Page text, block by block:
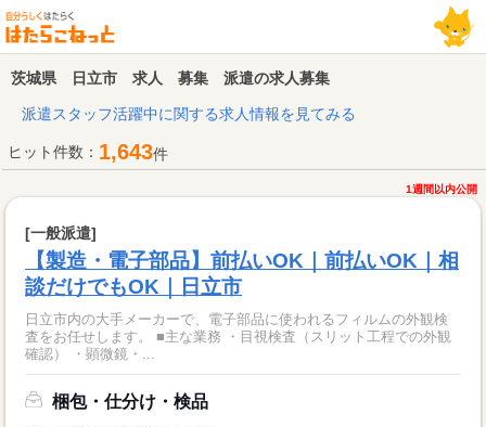
茨城県 日立市 求人 募集 派遣の求人募集
派遣スタッフ活躍中に関する求人情報を見てみる
ヒット件数： 1,643件
1週間以内公開
[一般派遣]
【製造・電子部品】前払いOK｜前払いOK｜相
談だけでもOK｜日立市
日立市内の大手メーカーで、電子部品に使われるフィルムの外観検
査をお任せします。 ■主な業務 ・目視検査（スリット工程での外観
確認） ・顕微鏡・...
梱包・仕分け・検品